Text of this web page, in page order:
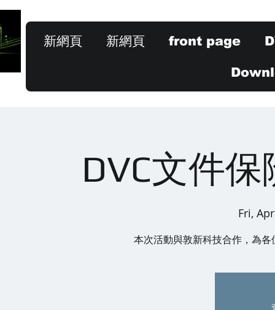
新網頁 新網頁 front page
DVC文件
Fri,
本次活動與敦新科技合作，為